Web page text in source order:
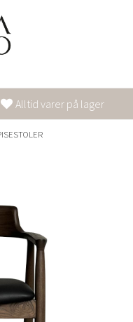
Alltid varer på lager